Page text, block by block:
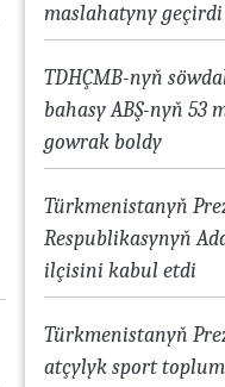
maslahatyny geçirdi
TDHÇMB-nyň
bahasy ABŞ-nyň
gowrak boldy
Türkmenistanyň
Respublikasynyň
ilçisini kabul etdi
Türkmenistanyň
atçylyk sport